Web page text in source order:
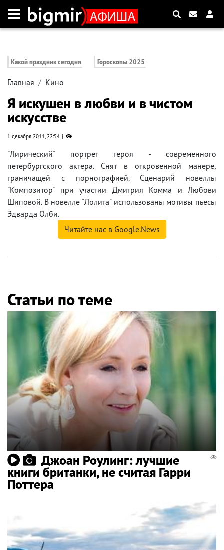
Какой праздник сегодня Гороскопы 2025
Главная Кино
Я искушен в любви и в чистом
искусстве
1 декабря 2011, 22:54
"Лирический" портрет героя - современного
петербургского актера. Снят в откровенной манере,
граничащей с порнографией. Сценарий новеллы
"Композитор" при участии Дмитрия Комма и Любови
Шиповой. В новелле "Лолита" использованы мотивы пьесы
Эдварда Олби.
Читайте нас в Google.News
Статьи по теме
Джоан Роулинг: лучшие
книги британки, не считая Гарри
Поттера